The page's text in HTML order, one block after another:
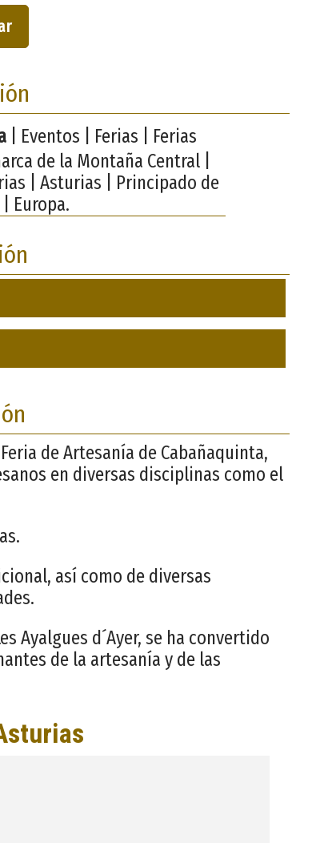
| Eventos | Ferias | Ferias
de la Montaña Central |
| Asturias | Principado de
Europa.
de Artesanía de Cabañaquinta,
en diversas disciplinas como el
así como de diversas
Ayalgues d´Ayer, se ha convertido
de la artesanía y de las